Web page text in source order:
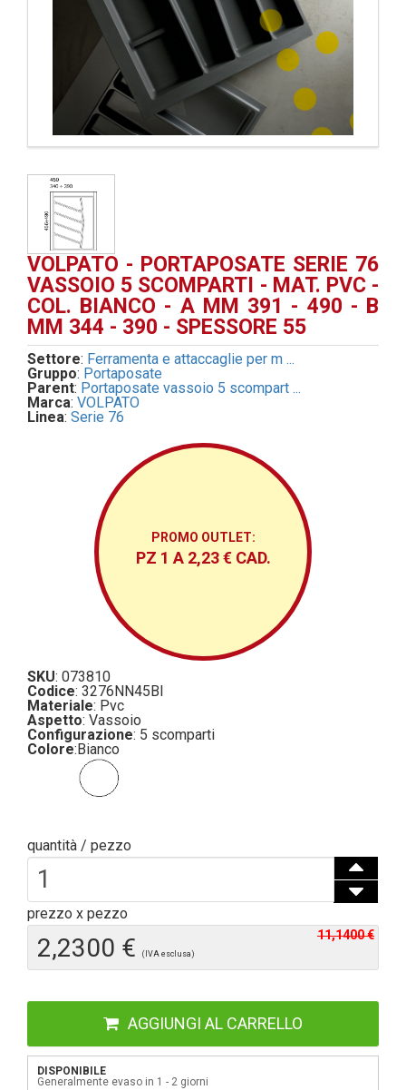
VOLPATO - PORTAPOSATE SERIE 76
VASSOIO 5 SCOMPARTI - MAT. PVC -
COL. BIANCO - A MM 391 - 490 - B
MM 344 - 390 - SPESSORE 55
Settore: Ferramenta e attaccaglie per m ...
Gruppo: Portaposate
Parent: Portaposate vassoio 5 scompart ...
Marca: VOLPATO
Linea: Serie 76
PROMO OUTLET:
PZ 1 A 2,23 € CAD.
SKU: 073810
Codice: 3276NN45BI
Materiale: Pvc
Aspetto: Vassoio
Configurazione: 5 scomparti
Colore:Bianco
quantità / pezzo
prezzo x pezzo
11,1400 €
2,2300 € (IVA esclusa)
AGGIUNGI AL CARRELLO
DISPONIBILE
Generalmente evaso in 1 - 2 giorni